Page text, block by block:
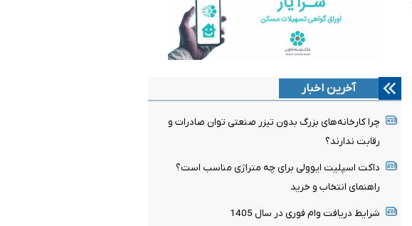
آخرین اخبار
چرا کارخانه‌های بزرگ بدون تیزر صنعتی توان صادرات و
رقابت ندارند؟
داکت اسپلیت ایوولی برای چه متراژی مناسب است؟
راهنمای انتخاب و خرید
شرایط دریافت وام فوری در سال 1405